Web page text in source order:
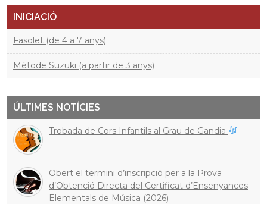
INICIACIÓ
Fasolet (de 4 a 7 anys)
Mètode Suzuki (a partir de 3 anys)
ÚLTIMES NOTÍCIES
Trobada de Cors Infantils al Grau de Gandia
Obert el termini d’inscripció per a la Prova
d’Obtenció Directa del Certificat d’Ensenyances
Elementals de Música (2026)